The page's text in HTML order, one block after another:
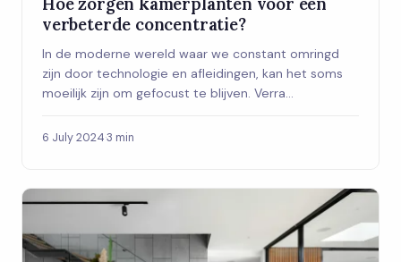
verbeterde concentratie?
In de moderne wereld waar we constant omringd
zijn door technologie en afleidingen, kan het soms
moeilijk zijn om gefocust te blijven. Verra...
6 July 2024·3 min